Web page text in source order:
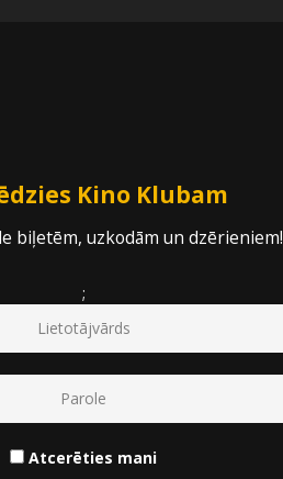
Kino Klubam
biļetēm, uzkodām un dzērieniem!
;
Atcerēties mani
NOPIRKT BIĻETES
beigusies 12.11.2017 11:35